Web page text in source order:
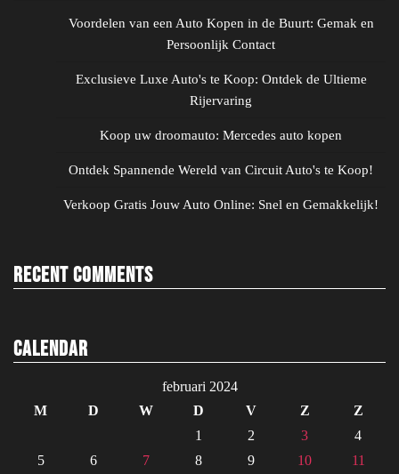
Voordelen van een Auto Kopen in de Buurt: Gemak en
Persoonlijk Contact
Exclusieve Luxe Auto's te Koop: Ontdek de Ultieme
Rijervaring
Koop uw droomauto: Mercedes auto kopen
Ontdek Spannende Wereld van Circuit Auto's te Koop!
Verkoop Gratis Jouw Auto Online: Snel en Gemakkelijk!
Recent Comments
Calendar
februari 2024
M
D W D V Z
Z
1
2 3
4
5
6 7 8 9 10 11